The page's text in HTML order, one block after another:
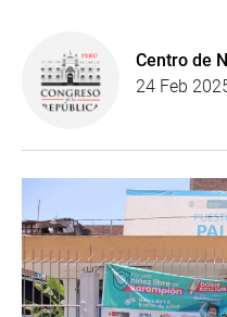
Centro de
24 Feb